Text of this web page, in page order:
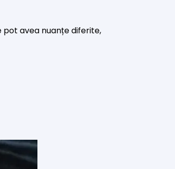
pot avea nuanțe diferite,